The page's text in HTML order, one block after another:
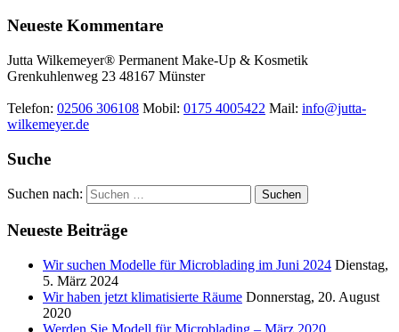
Neueste Kommentare
Jutta Wilkemeyer® Permanent Make-Up & Kosmetik
Grenkuhlenweg 23 48167 Münster
Telefon: 02506 306108 Mobil: 0175 4005422 Mail: info@jutta-
wilkemeyer.de
Suche
Suchen nach:
Neueste Beiträge
Wir suchen Modelle für Microblading im Juni 2024 Dienstag,
5. März 2024
Wir haben jetzt klimatisierte Räume Donnerstag, 20. August
2020
Werden Sie Modell für Microblading – März 2020